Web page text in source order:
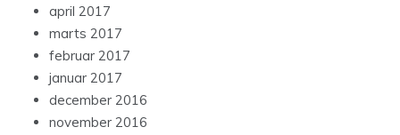
april 2017
marts 2017
februar 2017
januar 2017
december 2016
november 2016